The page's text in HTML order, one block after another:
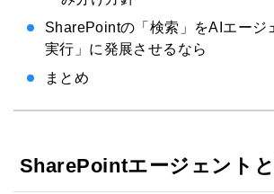
SharePointの「検索」をAIエージ
実行」に発展させるなら
まとめ
SharePointエージェント